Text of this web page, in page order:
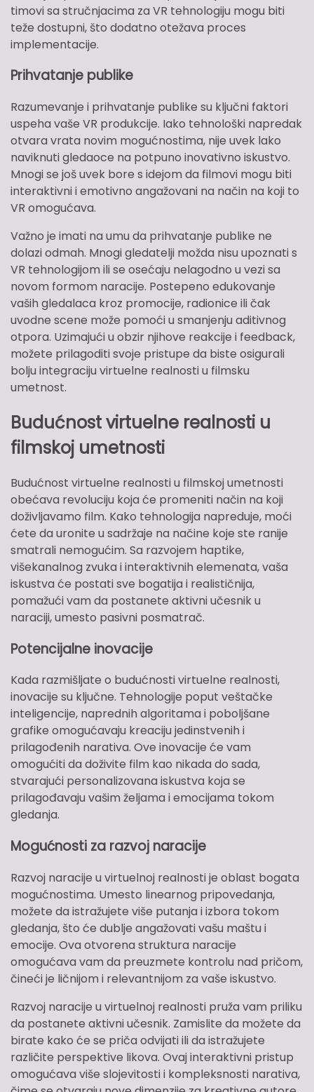
timovi sa stručnjacima za VR tehnologiju mogu biti
teže dostupni, što dodatno otežava proces
implementacije.
Prihvatanje publike
Razumevanje i prihvatanje publike su ključni faktori
uspeha vaše VR produkcije. Iako tehnološki napredak
otvara vrata novim mogućnostima, nije uvek lako
naviknuti gledaoce na potpuno inovativno iskustvo.
Mnogi se još uvek bore s idejom da filmovi mogu biti
interaktivni i emotivno angažovani na način na koji to
VR omogućava.
Važno je imati na umu da prihvatanje publike ne
dolazi odmah. Mnogi gledatelji možda nisu upoznati s
VR tehnologijom ili se osećaju nelagodno u vezi sa
novom formom naracije. Postepeno edukovanje
vaših gledalaca kroz promocije, radionice ili čak
uvodne scene može pomoći u smanjenju aditivnog
otpora. Uzimajući u obzir njihove reakcije i feedback,
možete prilagoditi svoje pristupe da biste osigurali
bolju integraciju virtuelne realnosti u filmsku
umetnost.
Budućnost virtuelne realnosti u
filmskoj umetnosti
Budućnost virtuelne realnosti u filmskoj umetnosti
obećava revoluciju koja će promeniti način na koji
doživljavamo film. Kako tehnologija napreduje, moći
ćete da uronite u sadržaje na načine koje ste ranije
smatrali nemogućim. Sa razvojem haptike,
višekanalnog zvuka i interaktivnih elemenata, vaša
iskustva će postati sve bogatija i realističnija,
pomažući vam da postanete aktivni učesnik u
naraciji, umesto pasivni posmatrač.
Potencijalne inovacije
Kada razmišljate o budućnosti virtuelne realnosti,
inovacije su ključne. Tehnologije poput veštačke
inteligencije, naprednih algoritama i poboljšane
grafike omogućavaju kreaciju jedinstvenih i
prilagođenih narativa. Ove inovacije će vam
omogućiti da doživite film kao nikada do sada,
stvarajući personalizovana iskustva koja se
prilagođavaju vašim željama i emocijama tokom
gledanja.
Mogućnosti za razvoj naracije
Razvoj naracije u virtuelnoj realnosti je oblast bogata
mogućnostima. Umesto linearnog pripovedanja,
možete da istražujete više putanja i izbora tokom
gledanja, što će dublje angažovati vašu maštu i
emocije. Ova otvorena struktura naracije
omogućava vam da preuzmete kontrolu nad pričom,
čineći je ličnijom i relevantnijom za vaše iskustvo.
Razvoj naracije u virtuelnoj realnosti pruža vam priliku
da postanete aktivni učesnik. Zamislite da možete da
birate kako će se priča odvijati ili da istražujete
različite perspektive likova. Ovaj interaktivni pristup
omogućava više slojevitosti i kompleksnosti narativa,